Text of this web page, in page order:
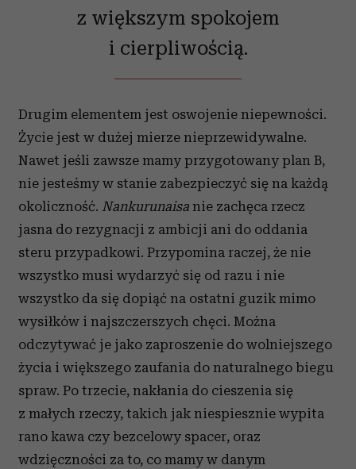
z większym spokojem
i cierpliwością.
Drugim elementem jest oswojenie niepewności.
Życie jest w dużej mierze nieprzewidywalne.
Nawet jeśli zawsze mamy przygotowany plan B,
nie jesteśmy w stanie zabezpieczyć się na każdą
okoliczność. Nankurunaisa nie zachęca rzecz
jasna do rezygnacji z ambicji ani do oddania
steru przypadkowi. Przypomina raczej, że nie
wszystko musi wydarzyć się od razu i nie
wszystko da się dopiąć na ostatni guzik mimo
wysiłków i najszczerszych chęci. Można
odczytywać je jako zaproszenie do wolniejszego
życia i większego zaufania do naturalnego biegu
spraw. Po trzecie, nakłania do cieszenia się
z małych rzeczy, takich jak niespiesznie wypita
rano kawa czy bezcelowy spacer, oraz
wdzięczności za to, co mamy w danym